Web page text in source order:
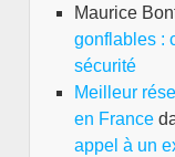
Maurice
gonflables :
sécurité
Meilleur
en France
appel à un